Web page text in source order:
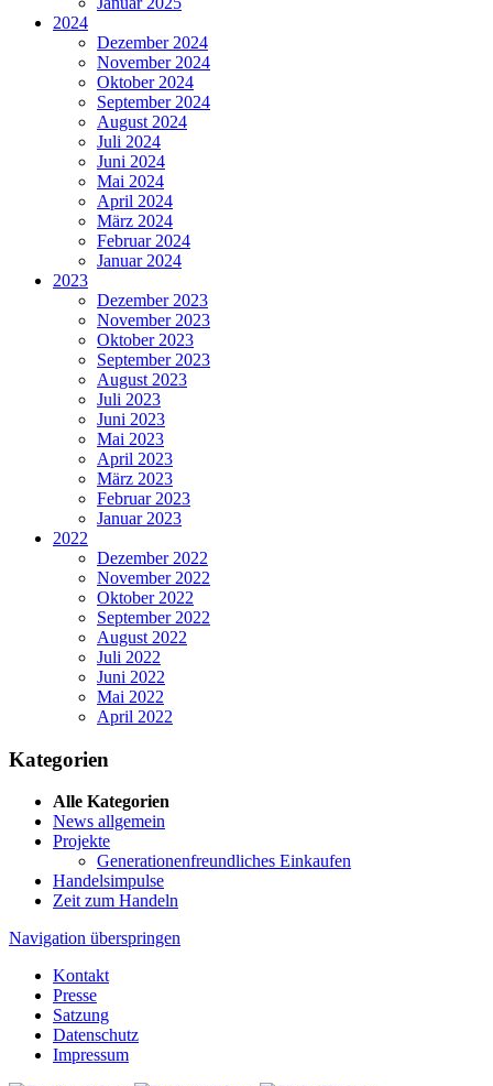
2024
Dezember 2024
November 2024
Oktober 2024
September 2024
August 2024
Juli 2024
Juni 2024
Mai 2024
April 2024
März 2024
Februar 2024
Januar 2024
2023
Dezember 2023
November 2023
Oktober 2023
September 2023
August 2023
Juli 2023
Juni 2023
Mai 2023
April 2023
März 2023
Februar 2023
Januar 2023
2022
Dezember 2022
November 2022
Oktober 2022
September 2022
August 2022
Juli 2022
Juni 2022
Mai 2022
April 2022
Kategorien
Alle Kategorien
News allgemein
Projekte
Generationenfreundliches Einkaufen
Handelsimpulse
Zeit zum Handeln
Navigation überspringen
Kontakt
Presse
Satzung
Datenschutz
Impressum